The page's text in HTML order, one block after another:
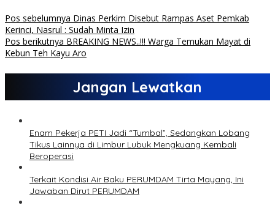
Pos sebelumnya Dinas Perkim Disebut Rampas Aset Pemkab
Kerinci, Nasrul : Sudah Minta Izin
Pos berikutnya BREAKING NEWS..!!! Warga Temukan Mayat di
Kebun Teh Kayu Aro
Jangan Lewatkan
Enam Pekerja PETI Jadi “Tumbal”, Sedangkan Lobang
Tikus Lainnya di Limbur Lubuk Mengkuang Kembali
Beroperasi
Terkait Kondisi Air Baku PERUMDAM Tirta Mayang, Ini
Jawaban Dirut PERUMDAM